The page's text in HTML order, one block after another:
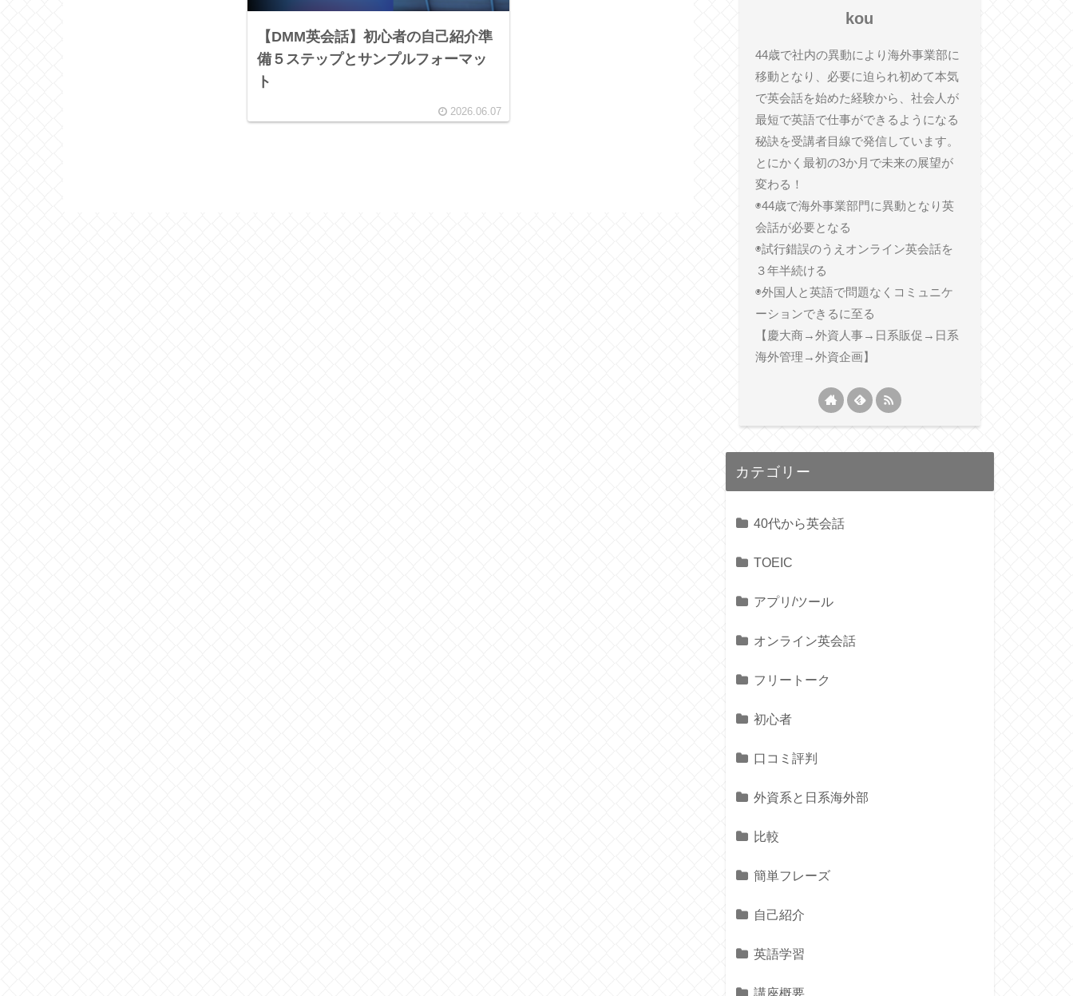
【DMM英会話】初心者の自己紹介準
備５ステップとサンプルフォーマッ
ト
2026.06.07
kou
44歳で社内の異動により海外事業部に
移動となり、必要に迫られ初めて本気
で英会話を始めた経験から、社会人が
最短で英語で仕事ができるようになる
秘訣を受講者目線で発信しています。
とにかく最初の3か月で未来の展望が
変わる！
◉44歳で海外事業部門に異動となり英
会話が必要となる
◉試行錯誤のうえオンライン英会話を
３年半続ける
◉外国人と英語で問題なくコミュニケ
ーションできるに至る
【慶大商→外資人事→日系販促→日系
海外管理→外資企画】
カテゴリー
40代から英会話
TOEIC
アプリ/ツール
オンライン英会話
フリートーク
初心者
口コミ評判
外資系と日系海外部
比較
簡単フレーズ
自己紹介
英語学習
講座概要